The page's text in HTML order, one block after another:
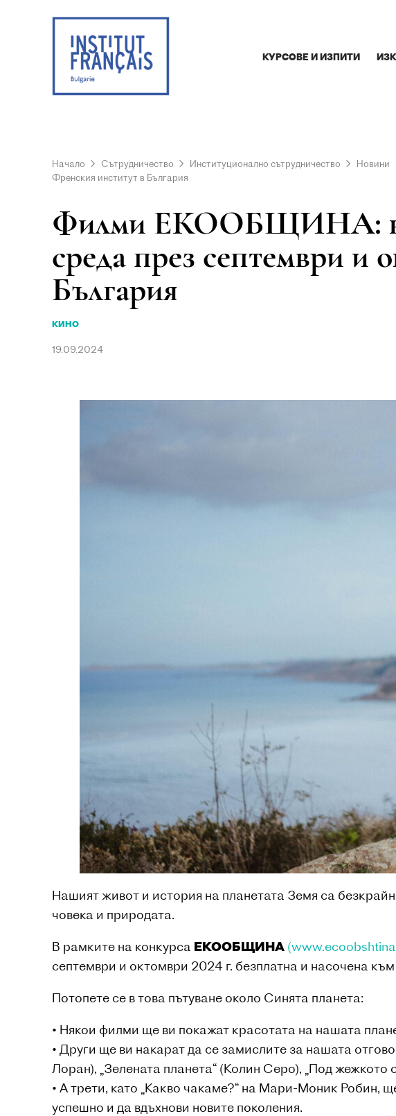
КУРСОВЕ И ИЗПИТИ
Начало Сътрудничество Институционално сътрудничество Новини
Френския институт в България
Филми ЕКООБЩИНА:
среда през септември и
България
КИНО
19.09.2024
Нашият живот и история на планетата Земя са
човека и природата.
В рамките на конкурса ЕКООБЩИНА
септември и октомври 2024 г. безплатна и насочена
Потопете се в това пътуване около Синята планета:
• Някои филми ще ви покажат красотата на нашата
• Други ще ви накарат да се замислите за нашата
Лоран), „Зелената планета“ (Колин Серо), „Под жежкото
• А трети, като „Какво чакаме?“ на Мари-Моник Робин,
успешно и да вдъхнови новите поколения.